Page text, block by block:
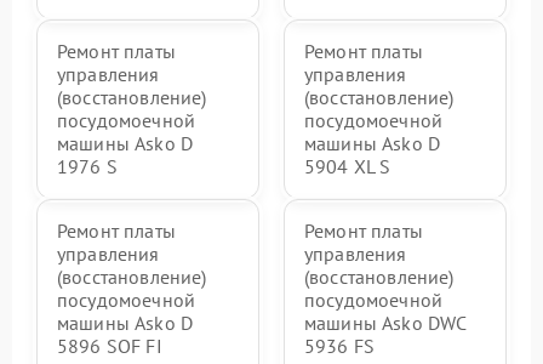
Ремонт платы
управления
(восстановление)
посудомоечной
машины Asko D
1976 S
Ремонт платы
управления
(восстановление)
посудомоечной
машины Asko D
5904 XL S
Ремонт платы
управления
(восстановление)
посудомоечной
машины Asko D
5896 SOF FI
Ремонт платы
управления
(восстановление)
посудомоечной
машины Asko DWC
5936 FS